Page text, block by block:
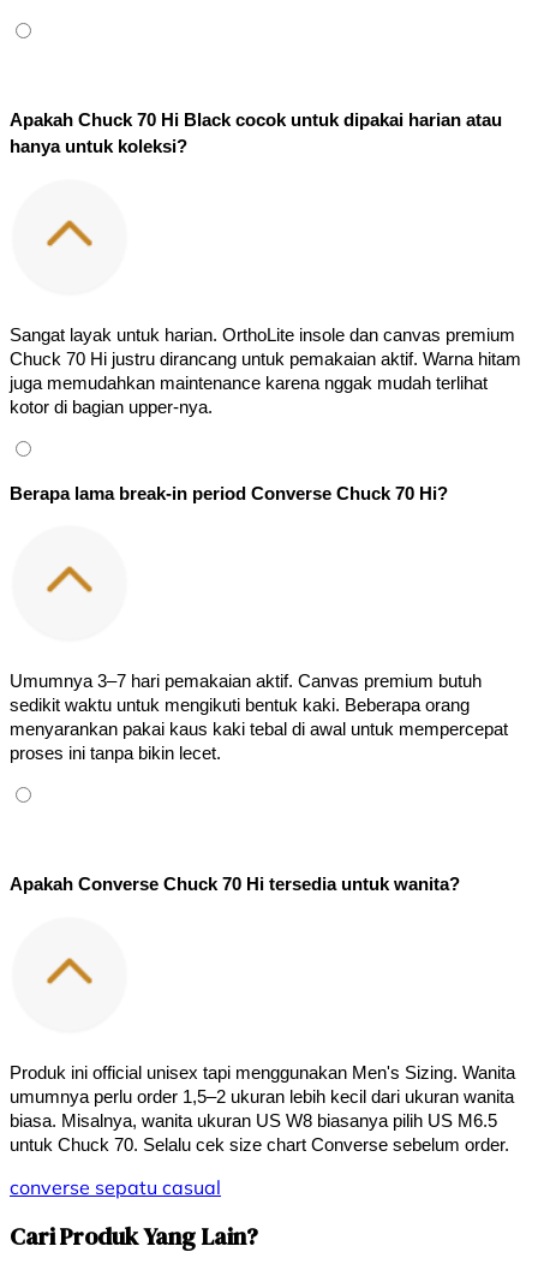
Apakah Chuck 70 Hi Black cocok untuk dipakai harian atau
hanya untuk koleksi?
Sangat layak untuk harian. OrthoLite insole dan canvas premium
Chuck 70 Hi justru dirancang untuk pemakaian aktif. Warna hitam
juga memudahkan maintenance karena nggak mudah terlihat
kotor di bagian upper-nya.
Berapa lama break-in period Converse Chuck 70 Hi?
Umumnya 3–7 hari pemakaian aktif. Canvas premium butuh
sedikit waktu untuk mengikuti bentuk kaki. Beberapa orang
menyarankan pakai kaus kaki tebal di awal untuk mempercepat
proses ini tanpa bikin lecet.
Apakah Converse Chuck 70 Hi tersedia untuk wanita?
Produk ini official unisex tapi menggunakan Men's Sizing. Wanita
umumnya perlu order 1,5–2 ukuran lebih kecil dari ukuran wanita
biasa. Misalnya, wanita ukuran US W8 biasanya pilih US M6.5
untuk Chuck 70. Selalu cek size chart Converse sebelum order.
converse sepatu casual
Cari Produk Yang Lain?